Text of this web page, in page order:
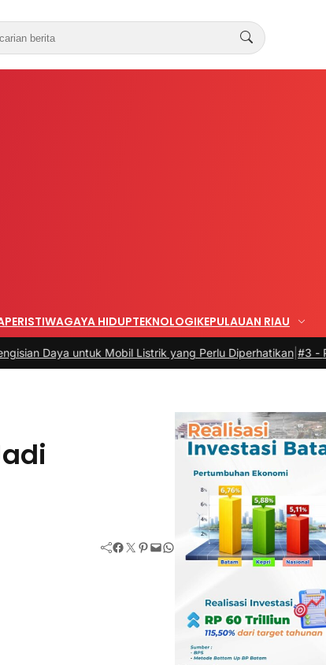
PERISTIWAGAYA HIDUPTEKNOLOGIKEPULAUAN RIAU
Mobil Listrik yang Perlu Diperhatikan|#3 -Panduan
Facebook Twitter Pinterest Mail WhatsApp